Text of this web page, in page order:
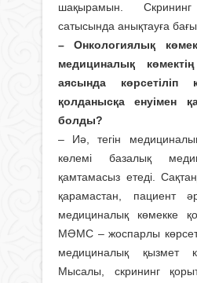
шақырамын.
сатысында анықтауға
– Онкологиялық
медициналық
аясында көрсетіліп
қолданысқа енуімен
болды?
– Иә, тегін медициналық
көлемі базалық
қамтамасыз етеді.
қарамастан, пациент
медициналық көмекке
МӘМС – жоспарлы
медициналық қызмет
Мысалы, скрининг